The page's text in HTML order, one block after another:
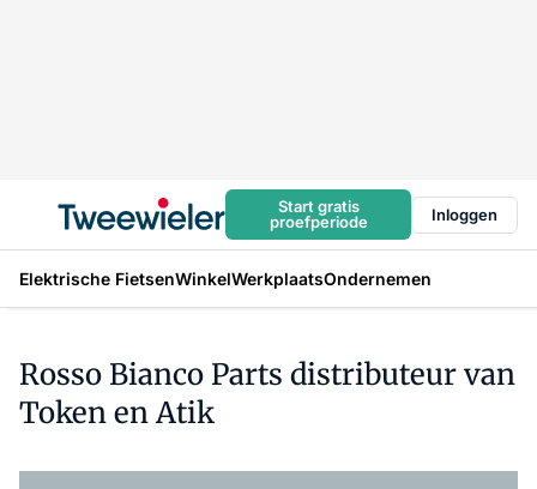
Start gratis
proefperiode
Inloggen
Elektrische FietsenWinkelWerkplaatsOndernemen
Rosso Bianco Parts distributeur van
Token en Atik